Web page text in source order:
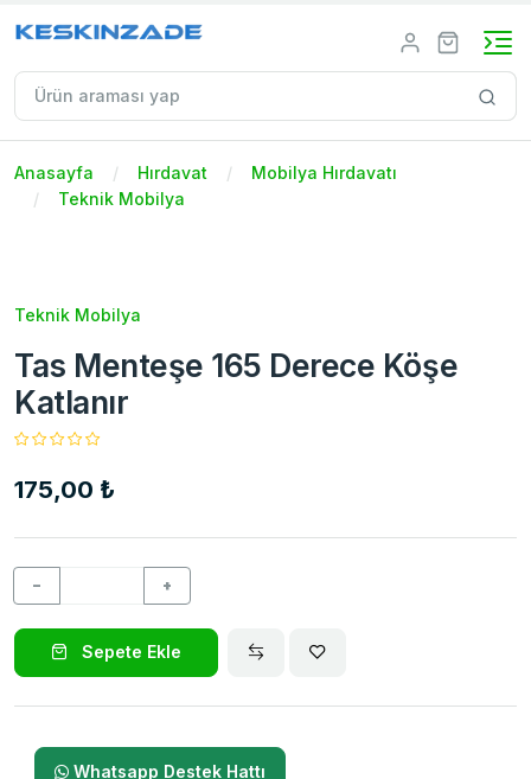
Anasayfa Hırdavat
Mobilya Hırdavatı
Teknik Mobilya
Teknik Mobilya
Tas Menteşe 165 Derece Köşe
Katlanır
175,00 ₺
− +
Sepete Ekle
Whatsapp Destek Hattı